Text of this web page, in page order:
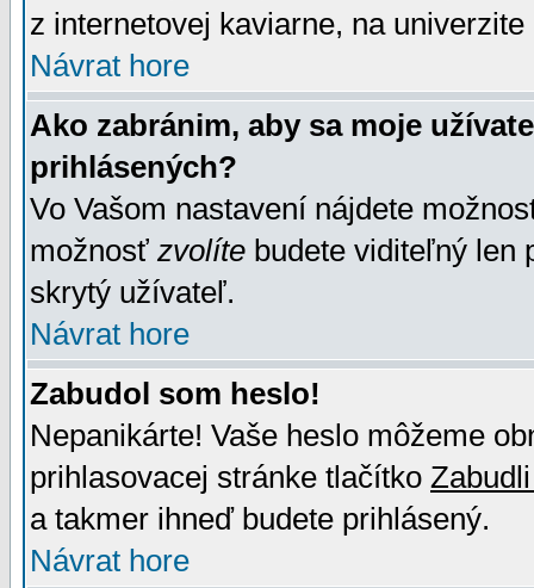
z internetovej kaviarne, na univerzite
Návrat hore
Ako zabránim, aby sa moje
prihlásených?
Vo Vašom nastavení nájdete
možnosť zvolíte budete viditeľný len
skrytý užívateľ.
Návrat hore
Zabudol som heslo!
Nepanikárte! Vaše heslo môžeme
prihlasovacej stránke tlačítko
a takmer ihneď budete prihlásený.
Návrat hore